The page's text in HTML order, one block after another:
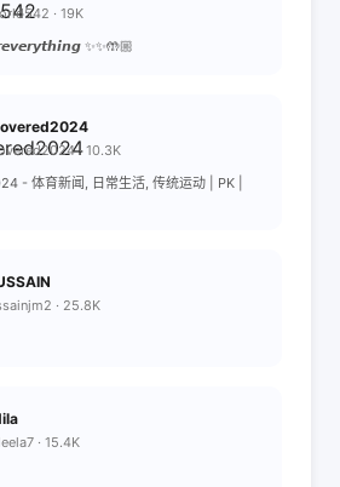
· 19K
✨✨🤲🏼
· 10.3K
- 体育新闻, 日常生活, 传统运动 | PK |
· 25.8K
· 15.4K